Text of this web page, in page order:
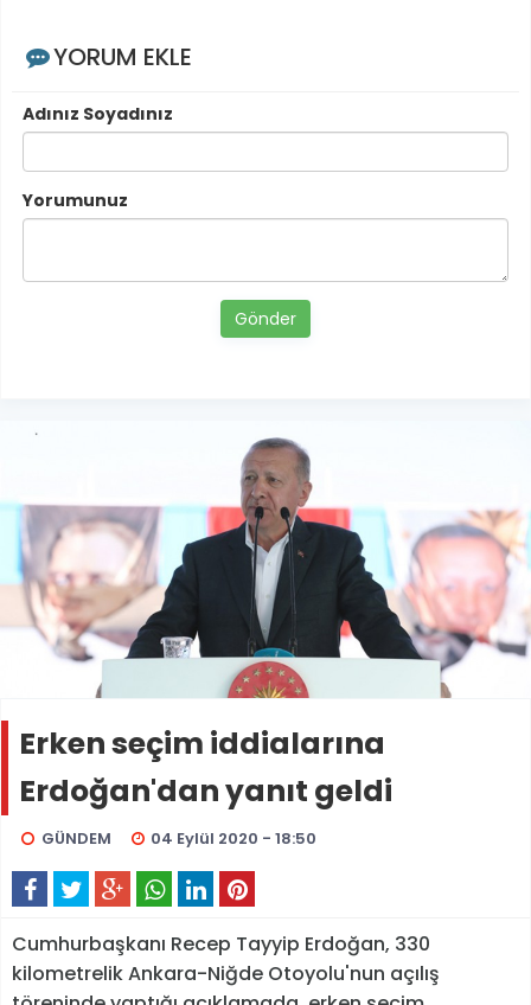
YORUM EKLE
Adınız Soyadınız
Yorumunuz
Gönder
Erken seçim iddialarına
Erdoğan'dan yanıt geldi
GÜNDEM 04 Eylül 2020 - 18:50
Cumhurbaşkanı Recep Tayyip Erdoğan, 330
kilometrelik Ankara-Niğde Otoyolu'nun açılış